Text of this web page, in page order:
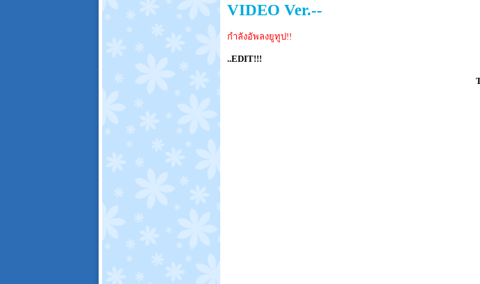
VIDEO Ver.--
กำลังอัพลงยูทูป!!
..EDIT!!!